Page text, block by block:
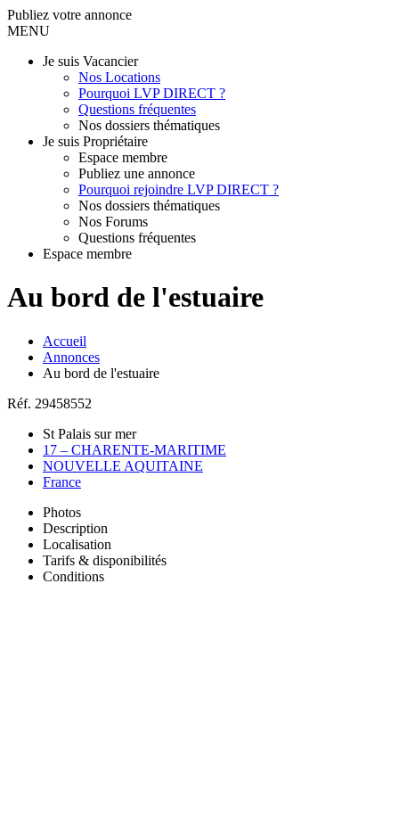
Publiez votre annonce
MENU
Je suis Vacancier
Nos Locations
Pourquoi LVP DIRECT ?
Questions fréquentes
Nos dossiers thématiques
Je suis Propriétaire
Espace membre
Publiez une annonce
Pourquoi rejoindre LVP DIRECT ?
Nos dossiers thématiques
Nos Forums
Questions fréquentes
Espace membre
Au bord de l'estuaire
Accueil
Annonces
Au bord de l'estuaire
Réf. 29458552
St Palais sur mer
17 – CHARENTE-MARITIME
NOUVELLE AQUITAINE
France
Photos
Description
Localisation
Tarifs & disponibilités
Conditions